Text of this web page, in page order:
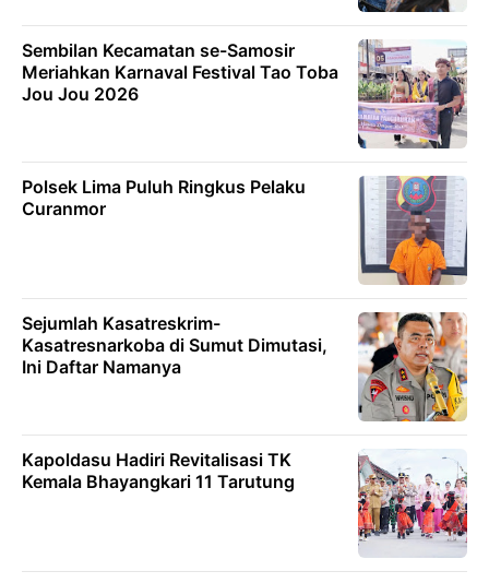
Sembilan Kecamatan se-Samosir
Meriahkan Karnaval Festival Tao Toba
Jou Jou 2026
Polsek Lima Puluh Ringkus Pelaku
Curanmor
Sejumlah Kasatreskrim-
Kasatresnarkoba di Sumut Dimutasi,
Ini Daftar Namanya
Kapoldasu Hadiri Revitalisasi TK
Kemala Bhayangkari 11 Tarutung